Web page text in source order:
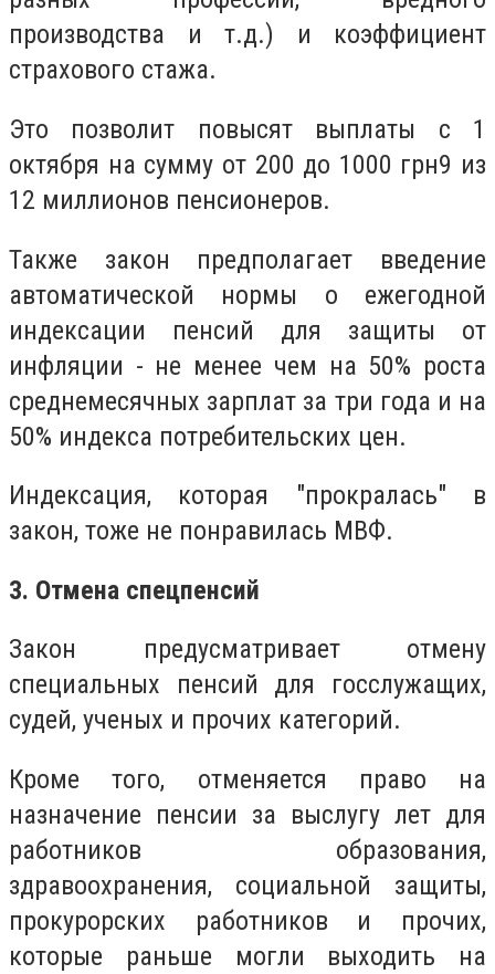
производства и т.д.) и коэффициент
страхового стажа.
Это позволит повысят выплаты с 1
октября на сумму от 200 до 1000 грн9 из
12 миллионов пенсионеров.
Также закон предполагает введение
автоматической нормы о ежегодной
индексации пенсий для защиты от
инфляции - не менее чем на 50% роста
среднемесячных зарплат за три года и на
50% индекса потребительских цен.
Индексация, которая "прокралась" в
закон, тоже не понравилась МВФ.
3. Отмена спецпенсий
Закон предусматривает отмену
специальных пенсий для госслужащих,
судей, ученых и прочих категорий.
Кроме того, отменяется право на
назначение пенсии за выслугу лет для
работников образования,
здравоохранения, социальной защиты,
прокурорских работников и прочих,
которые раньше могли выходить на